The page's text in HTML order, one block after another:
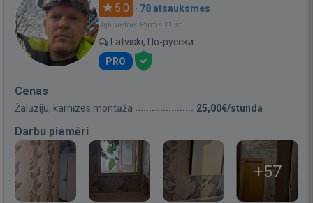
5.0 · 78 atsauksmes
Bija vietnē: Pirms 11 st.
Latviski, По-русски
PRO
Cenas
Žalūziju, karnīzes montāža 25,00€/stunda
Darbu piemēri
+57